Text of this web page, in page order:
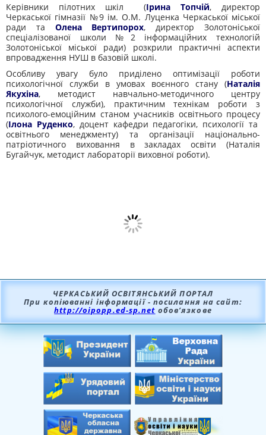
Керівники пілотних шкіл (Ірина Топчій, директор
Черкаської гімназії №9 ім. О.М. Луценка Черкаської міської
ради та Олена Вертипорох, директор Золотоніської
спеціалізованої школи №2 інформаційних технологій
Золотоніської міської ради) розкрили практичні аспекти
впровадження НУШ в базовій школі.
Особливу увагу було приділено оптимізації роботи
психологічної служби в умовах воєнного стану (Наталія
Якухіна, методист навчально-методичного центру
психологічної служби), практичним технікам роботи з
психолого-емоційним станом учасників освітнього процесу
(Ілона Руденко, доцент кафедри педагогіки, психології та
освітнього менеджменту) та організації національно-
патріотичного виховання в закладах освіти (Наталія
Бугайчук, методист лабораторії виховної роботи).
ЧЕРКАСЬКИЙ ОСВІТЯНСЬКИЙ ПОРТАЛ
При копіюванні інформації - посилання на сайт:
http://oipopp.ed-sp.net обов’язкове